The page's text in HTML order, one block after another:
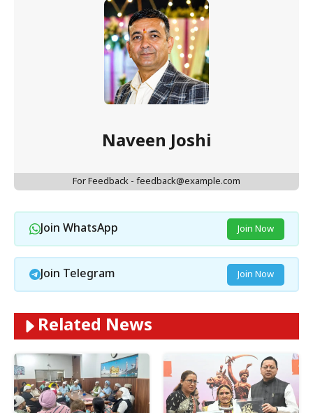
Naveen Joshi
For Feedback - feedback@example.com
Join WhatsApp Join Now
Join Telegram Join Now
Related News